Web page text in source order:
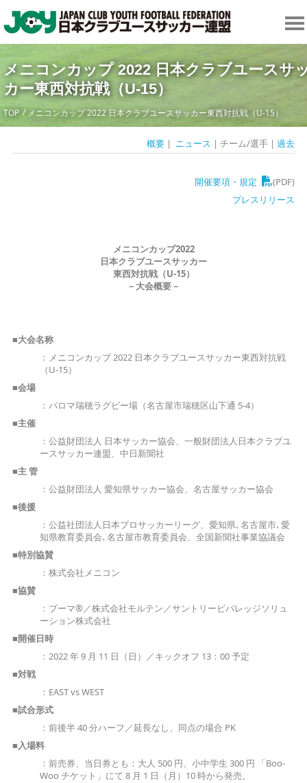
メニコンカップ 2022 日本クラブユースサ
カー東西対抗戦（U-15）
TOP メニコンカップ 2022 日本クラブユースサッカー東西対抗戦（U-15）
概要| ニュース | チーム/選手 | 過去
開催要項・規定
(PDF)
プレスリリース
メニコンカップ2022
日本クラブユースサッカー
東西対抗戦（U-15）
－大会概要－
■大会名称
：メニコンカップ 2022 日本クラブユースサッカー東西対抗戦
（U-15）
■会場
：パロマ瑞穂ラグビー場（名古屋市瑞穂区山下通 5-4）
■主催
：公益財団法人 日本サッカー協会、一般財団法人日本クラブユ
ースサッカー連盟、中日新聞社
■主 管
：公益財団法人 愛知県サッカー協会、名古屋サッカー協会
■後援
：公益社団法人日本プロサッカーリーグ、愛知県､名古屋市､愛
知県教育委員会､名古屋市教育委員会、全国新聞社事業協議会
■特別協賛
：株式会社メニコン
■協賛
：プーマ®／株式会社モルテン／サントリービバレッジソリュ
ーション株式会社
■開催日時
：2022 年 9 月 11 日（日）／キックオフ 13：00 予定
■対戦
：EAST vs WEST
■試合形式
：前後半 40 分ハーフ／延長なし、同点の場合 PK
■入場料
：前売券、当日券とも：大人 500 円、小中学生 300 円 「Boo-
Woo チケット」にて 8 月 1 日（月）10 時から発売。